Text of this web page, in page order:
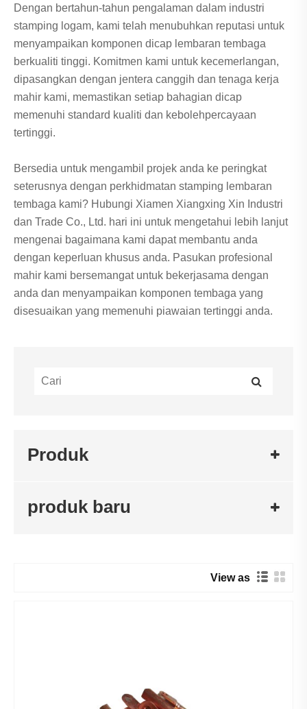
Dengan bertahun-tahun pengalaman dalam industri
stamping logam, kami telah menubuhkan reputasi untuk
menyampaikan komponen dicap lembaran tembaga
berkualiti tinggi. Komitmen kami untuk kecemerlangan,
dipasangkan dengan jentera canggih dan tenaga kerja
mahir kami, memastikan setiap bahagian dicap
memenuhi standard kualiti dan kebolehpercayaan
tertinggi.
Bersedia untuk mengambil projek anda ke peringkat
seterusnya dengan perkhidmatan stamping lembaran
tembaga kami? Hubungi Xiamen Xiangxing Xin Industri
dan Trade Co., Ltd. hari ini untuk mengetahui lebih lanjut
mengenai bagaimana kami dapat membantu anda
dengan keperluan khusus anda. Pasukan profesional
mahir kami bersemangat untuk bekerjasama dengan
anda dan menyampaikan komponen tembaga yang
disesuaikan yang memenuhi piawaian tertinggi anda.
Produk
produk baru
View as